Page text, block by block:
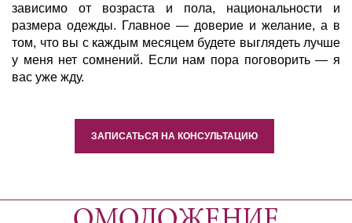
зависимо от возраста и пола, национальности и
размера одежды. Главное — доверие и желание, а в
том, что вы с каждым месяцем будете выглядеть лучше
у меня нет сомнений. Если нам пора поговорить — я
вас уже жду.
ЗАПИСАТЬСЯ НА КОНСУЛЬТАЦИЮ